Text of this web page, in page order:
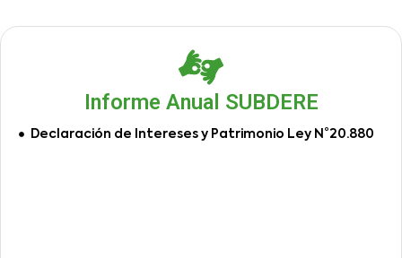
Informe Anual SUBDERE
Declaración de Intereses y Patrimonio Ley N°20.880